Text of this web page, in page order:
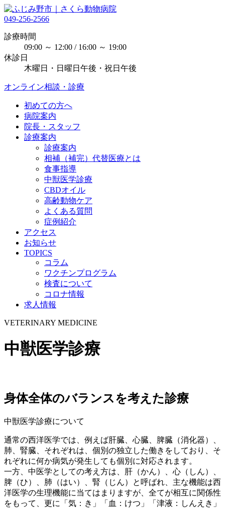
049-256-2566
診療時間
09:00 ～ 12:00 / 16:00 ～ 19:00
休診日
木曜日・日曜日午後・祝日午後
オンライン相談・診療
初めての方へ
病院案内
院長・スタッフ
診療案内
診療案内
相補（補完）代替医療とは
食事指導
中獣医学診療
CBDオイル
高齢動物ケア
よくある質問
症例紹介
アクセス
お知らせ
TOPICS
コラム
ワクチンプログラム
検査について
コロナ情報
求人情報
VETERINARY MEDICINE
中獣医学診療
身体全体のバランスを考えた診療
中獣医学診療について
通常の西洋医学では、例えば肝臓、心臓、脾臓（消化器）、
肺、腎臓、それぞれは、個別の独立した働きをしており、そ
れぞれに何か病気が発生しても個別に対応されます。
一方、中医学としての考え方は、肝（かん）、心（しん）、
脾（ひ）、肺（はい）、腎（じん）と呼ばれ、主な機能は西
洋医学の生理機能に当てはまりますが、全てが相互に関係性
をもって、更に「気：き」「血：けつ」「津液：しんえき」